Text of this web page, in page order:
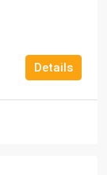
Details